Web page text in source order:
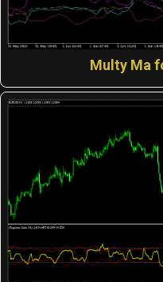
Multy Ma